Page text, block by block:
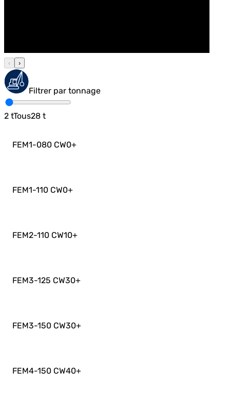
‹ ›
Filtrer par tonnage
2 tTous28 t
FEM1-080 CW0+
FEM1-110 CW0+
FEM2-110 CW10+
FEM3-125 CW30+
FEM3-150 CW30+
FEM4-150 CW40+